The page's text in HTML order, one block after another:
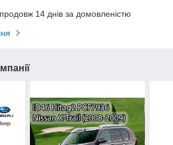
14 днів за домовленістю